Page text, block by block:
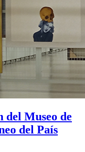
del Museo de
del País